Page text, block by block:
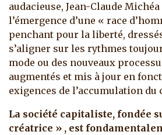
audacieuse, Jean-Claude
l’émergence d’une « race
penchant pour la liberté,
s’aligner sur les rythmes
mode ou des nouveaux
augmentés et mis à jour en
exigences de l’accumulation du
La société capitaliste, fondée
créatrice » , est